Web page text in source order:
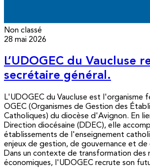
Non classé
28 mai 2026
L’UDOGEC du Vaucluse
secrétaire général.
L'UDOGEC du Vaucluse est l'organisme
OGEC (Organismes de Gestion des
Catholiques) du diocèse d'Avignon. En
Direction diocésaine (DDEC), elle
établissements de l'enseignement
enjeux de gestion, de gouvernance et
Dans un contexte de transformation des
économiques, l'UDOGEC recrute son